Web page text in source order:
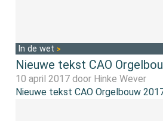
In de wet
Nieuwe tekst CAO
10 april 2017 door Hinke Wever
Nieuwe tekst CAO Orgelbouw